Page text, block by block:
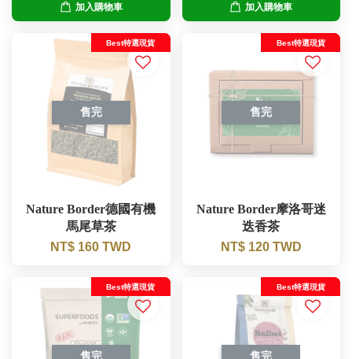
加入購物車 加入購物車
售完
Best特選現貨
Nature Border德國有機
馬尾草茶
NT$ 160 TWD
售完
Best特選現貨
Nature Border摩洛哥迷
迭香茶
NT$ 120 TWD
售完
Best特選現貨
售完
Best特選現貨